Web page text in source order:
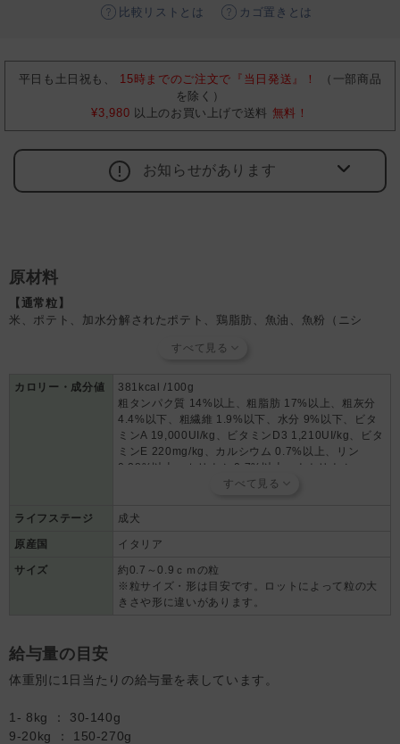
比較リストとは カゴ置きとは
平日も土日祝も、 15時までのご注文で『当日発送』！
（一部商品
を除く）
¥3,980 以上のお買い上げで送料 無料！
お知らせがあります
原材料
【通常粒】
米、ポテト、加水分解されたポテト、鶏脂肪、魚油、魚粉（ニシ
リウム、マグネシウム、亜鉛、鉄、セレン、ヨウ素、塩素、硫黄、
リゴ糖）、ユッカシジゲラ、DLメチオニン、コリン、ビタミン（A、
D3、E、C、ナイアシン、ビオチン、B12、パントテン酸、B2、B6、
葉酸、B1、ベータカロチン）、銅アミノ酸キレート、天然トコフェロ
ール（酸化防止剤）、ローズマリー抽出物（酸化防止剤）
ル類（炭酸カルシウム、リン酸二塩基）、野菜エキス（ヤナギタンポ
ー）
カロリー・成分値
381kcal /100g
粗タンパク質 14%以上、粗脂肪 17%以上、粗灰分
4.4%以下、粗繊維 1.9%以下、水分 9%以下、ビタ
ミンA 19,000UI/kg、ビタミンD3 1,210UI/kg、ビタ
ミンE 220mg/kg、カルシウム 0.7%以上、リン
0.28%以上、カリウム 0.7%以上、ナトリウム
0.09%以上、マグネシウム 0.09%以上、Omega3
759mg/kg 、ハギ 598mg/kg、アメリカンクランベ
アベリー 146mg/kg
ライフステージ 成犬
原産国 イタリア
サイズ
約0.7～0.9ｃｍの粒
※粒サイズ・形は目安です。ロットによって粒の大
きさや形に違いがあります。
給与量の目安
体重別に1日当たりの給与量を表しています。
1- 8kg ： 30-140g
9-20kg ： 150-270g